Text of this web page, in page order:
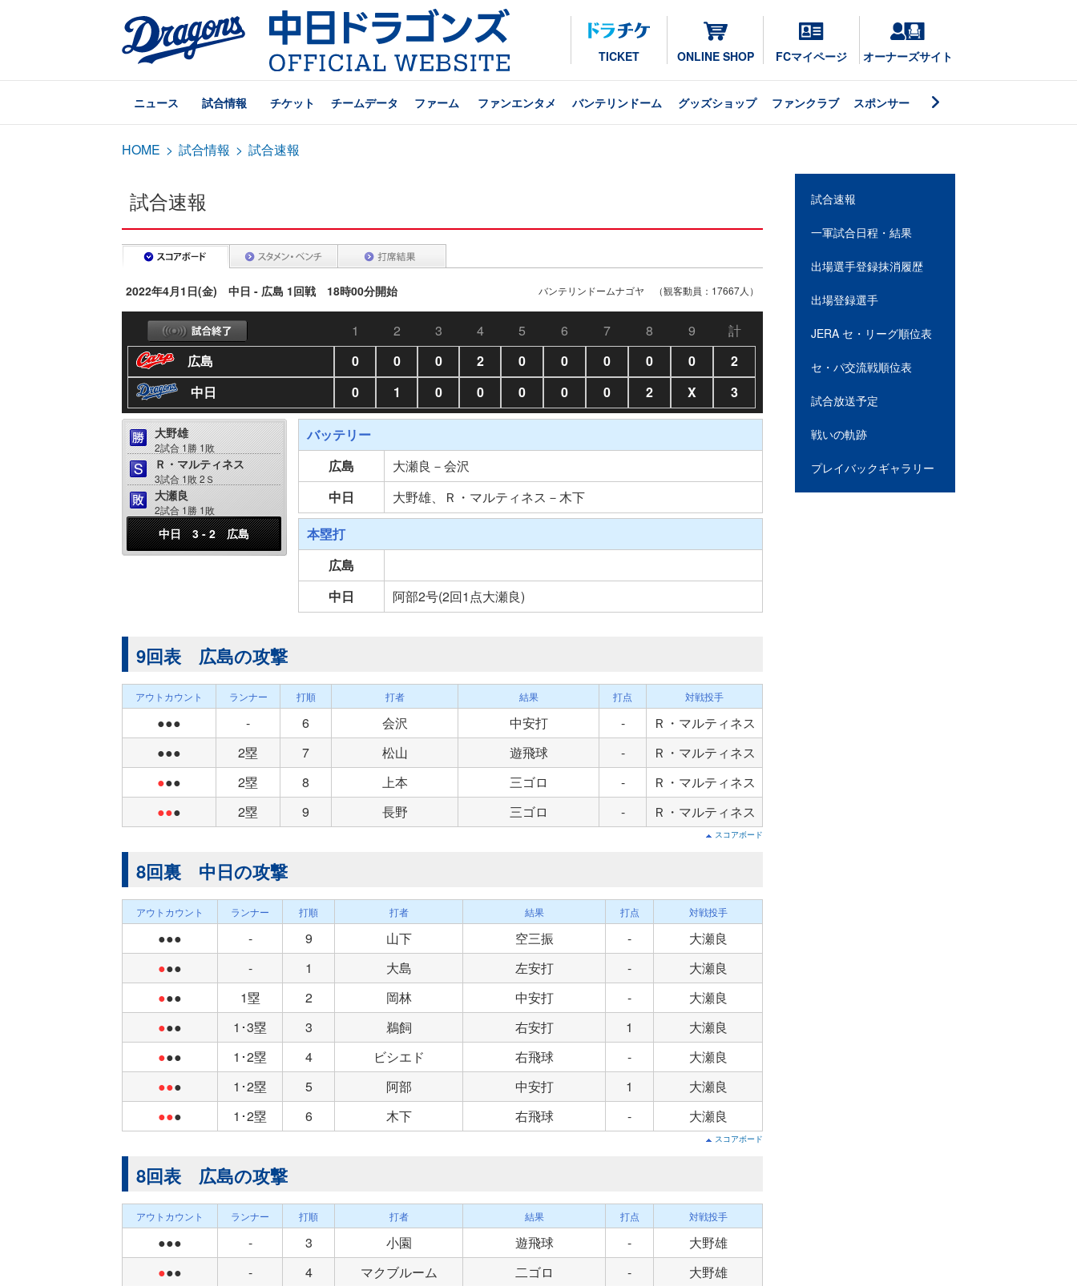
TICKET ONLINE SHOP FCマイページ オーナーズサイト
ニュース 試合情報 チケット チームデータ ファーム ファンエンタメ バンテリンドーム グッズショップ ファンクラブ スポンサー
HOME > 試合情報 > 試合速報
試合速報
2022年4月1日(金) 中日 - 広島 1回戦 18時00分開始 バンテリンドームナゴヤ （観客動員：17667人）
1 2 3 4 5 6 7 8 9
計
広島
0 0 0 2 0 0 0 0 0
2
中日
0 1 0 0 0 0 0 2 X 3
大野雄
2試合 1勝 1敗
Ｒ・マルティネス
3試合 1敗 2Ｓ
大瀬良
2試合 1勝 1敗
中日 3 - 2 広島
バッテリー
広島
大瀬良－会沢
中日
大野雄、Ｒ・マルティネス－木下
本塁打
広島
中日
阿部2号(2回1点大瀬良)
9回表 広島の攻撃
アウトカウント ランナー 打順 打者 結果 打点 対戦投手
●●● - 6 会沢 中安打 -
Ｒ・マルティネス
●●●
2塁 7 松山 遊飛球 -
Ｒ・マルティネス
●●● 2塁 8 上本 三ゴロ -
Ｒ・マルティネス
●●● 2塁 9 長野 三ゴロ - Ｒ・マルティネス
スコアボード
8回裏 中日の攻撃
アウトカウント ランナー 打順 打者 結果 打点 対戦投手
●●● - 9 山下 空三振 -
大瀬良
●●● - 1 大島 左安打 -
大瀬良
●●● 1塁 2 岡林 中安打 -
大瀬良
●●● 1･3塁 3 鵜飼 右安打 1
大瀬良
●●● 1･2塁 4 ビシエド 右飛球 -
大瀬良
●●● 1･2塁 5 阿部 中安打 1
大瀬良
●●● 1･2塁 6 木下 右飛球 - 大瀬良
スコアボード
8回表 広島の攻撃
アウトカウント ランナー 打順 打者 結果 打点 対戦投手
●●● - 3 小園 遊飛球 -
大野雄
●●● - 4 マクブルーム 二ゴロ -
大野雄
試合速報
一軍試合日程・結果
出場選手登録抹消履歴
出場登録選手
JERA セ・リーグ順位表
セ・パ交流戦順位表
試合放送予定
戦いの軌跡
プレイバックギャラリー